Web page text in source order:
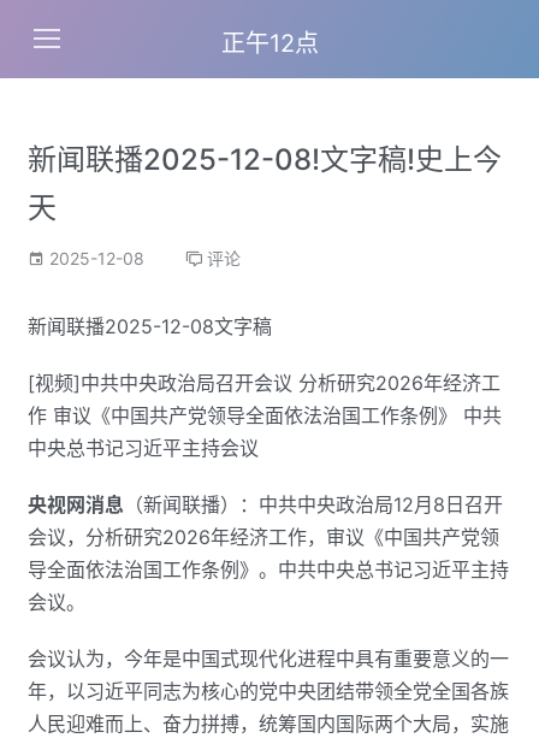
正午12点
新闻联播2025-12-08!文字稿!史上今
天
2025-12-08 评论
新闻联播2025-12-08文字稿
[视频]中共中央政治局召开会议 分析研究2026年经济工
作 审议《中国共产党领导全面依法治国工作条例》 中共
中央总书记习近平主持会议
央视网消息 （新闻联播）：中共中央政治局12月8日召开
会议，分析研究2026年经济工作，审议《中国共产党领
导全面依法治国工作条例》。中共中央总书记习近平主持
会议。
会议认为，今年是中国式现代化进程中具有重要意义的一
年，以习近平同志为核心的党中央团结带领全党全国各族
人民迎难而上、奋力拼搏，统筹国内国际两个大局，实施